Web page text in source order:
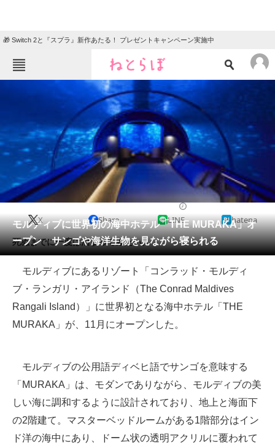
🎁 Switch 2と『スプラ』新作あたる！ プレゼントキャンペーン実施中
ねとらぼメニュー
ニュース
エンタメ クイズ
グルメ 地域
教育・育児
動物
会員記事
メディア
注目記事を集めた総合ページ
ITの今と未来を見通す
スマホと通信の最新トレンド
好きが集まる 比べて選べる
ビジネスと働き方のヒント
AI活用のいまが分かる
モルディブに世界初の海中ホテル「THE MURAKA」オ
ープン サンゴや海洋生物を見ながら寝られる
X Share LINE hatena
死ぬまでに一度は泊まってみたい。
モルディブにあるリゾート「コンラッド・モルディ
ブ・ランガリ・アイランド（The Conrad Maldives
Rangali Island）」に世界初となる海中ホテル「THE
MURAKA」が、11月にオープンした。
モルディブの公用語ディベヒ語でサンゴを意味する
「MURAKA」は、モダンでありながら、モルディブの美
しい海に調和するように設計されており、地上と海面下
の2階建て。マスターベッドルームがある1階部分はイン
ド洋の海中にあり、ドーム状の透明アクリルに覆われて